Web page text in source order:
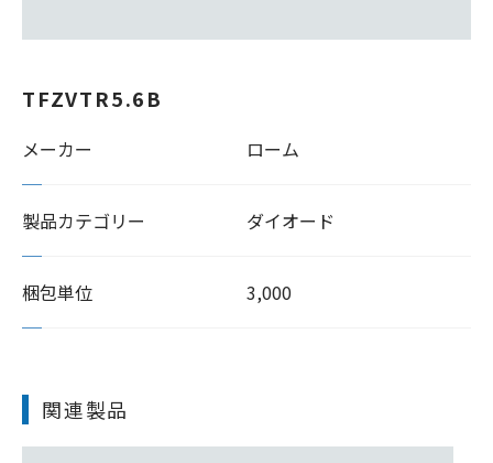
TFZVTR5.6B
メーカー ローム
製品カテゴリー ダイオード
梱包単位 3,000
関連製品